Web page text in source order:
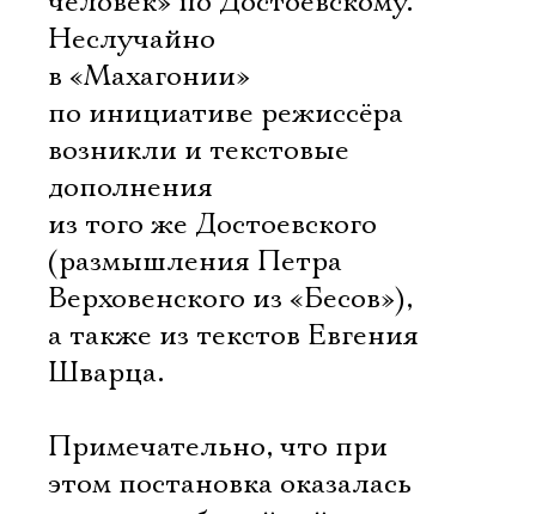
Неслучайно
в «Махагонии»
по инициативе режиссёра
возникли и текстовые
дополнения
из того же Достоевского
(размышления Петра
Верховенского из «Бесов»),
а также из текстов Евгения
Шварца.
Примечательно, что при
этом постановка оказалась
Электропочта